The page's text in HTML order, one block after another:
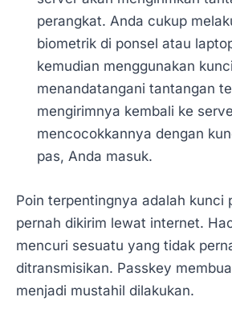
perangkat. Anda cukup
biometrik di ponsel atau
kemudian menggunakan
menandatangani tantangan
mengirimnya kembali ke
mencocokkannya dengan
pas, Anda masuk.
Poin terpentingnya adalah kunci
pernah dikirim lewat internet.
mencuri sesuatu yang tidak
ditransmisikan. Passkey
menjadi mustahil dilakukan.